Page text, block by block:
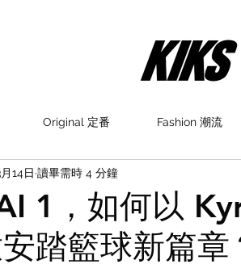
Original 定番 Fashion 潮流
1，如何以
踏籃球新篇章
14日 讀畢需時 4 分鐘